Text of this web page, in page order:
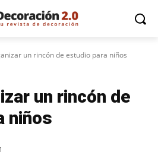
un rincón de estudio para niños
un rincón de
niños